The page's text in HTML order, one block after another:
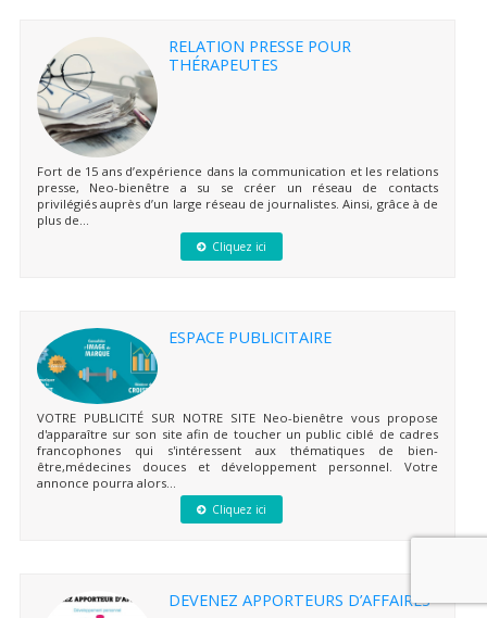
RELATION PRESSE POUR
THÉRAPEUTES
Fort de 15 ans d’expérience dans la communication et les relations
presse, Neo-bienêtre a su se créer un réseau de contacts
privilégiés auprès d’un large réseau de journalistes. Ainsi, grâce à de
plus de...
Cliquez ici
ESPACE PUBLICITAIRE
VOTRE PUBLICITÉ SUR NOTRE SITE Neo-bienêtre vous propose
d'apparaître sur son site afin de toucher un public ciblé de cadres
francophones qui s'intéressent aux thématiques de bien-
être,médecines douces et développement personnel. Votre
annonce pourra alors...
Cliquez ici
DEVENEZ APPORTEURS D’AFFAIRES